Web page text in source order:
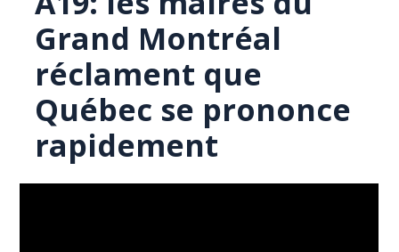
Grand Montréal
réclament que
Québec se prononce
rapidement